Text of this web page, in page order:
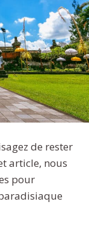
de rester
article, nous
pour